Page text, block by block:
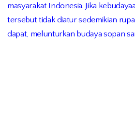
masyarakat Indonesia. Jika
tersebut tidak diatur sedemikian
dapat, melunturkan budaya sopan